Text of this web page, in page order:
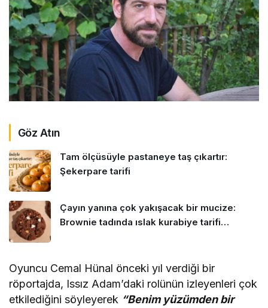
Göz Atın
Tam ölçüsüyle pastaneye taş çıkartır:
Şekerpare tarifi
Çayın yanına çok yakışacak bir mucize:
Brownie tadında ıslak kurabiye tarifi…
Oyuncu Cemal Hünal önceki yıl verdiği bir
röportajda, Issız Adam’daki rolünün izleyenleri çok
etkilediğini söyleyerek “Benim yüzümden bir